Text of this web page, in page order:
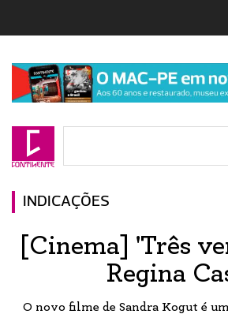
INDICAÇÕES
[Cinema] 'Três
Regina
O novo filme de Sandra Kogut é